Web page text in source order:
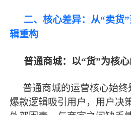
二、核心差异：从“卖货
辑重构
普通商城：以“货”为核
普通商城的运营核心始终
爆款逻辑吸引用户，用户决